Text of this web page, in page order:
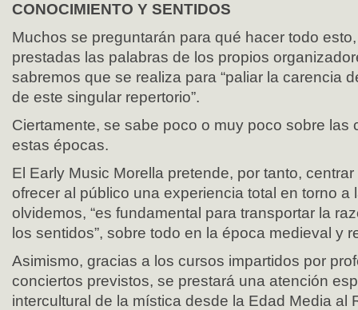
CONOCIMIENTO Y SENTIDOS
Muchos se preguntarán para qué hacer todo
prestadas las palabras de los propios
sabremos que se realiza para “paliar la carencia
de este singular repertorio”.
Ciertamente, se sabe poco o muy poco sobre las
estas épocas.
El Early Music Morella pretende, por tanto,
ofrecer al público una experiencia total en torno a
olvidemos, “es fundamental para transportar la
los sentidos”, sobre todo en la época medieval y
Asimismo, gracias a los cursos impartidos por
conciertos previstos, se prestará una atención
intercultural de la mística desde la Edad Media al